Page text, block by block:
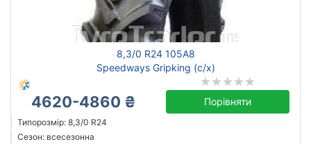
8,3/0 R24 105A8
Speedways Gripking (с/х)
4620-4860 ₴ Порівняти
Типорозмір: 8,3/0 R24
Сезон: всесезонна
Ascenso
Long March